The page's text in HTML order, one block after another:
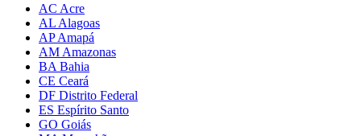
AC Acre
AL Alagoas
AP Amapá
AM Amazonas
BA Bahia
CE Ceará
DF Distrito Federal
ES Espírito Santo
GO Goiás